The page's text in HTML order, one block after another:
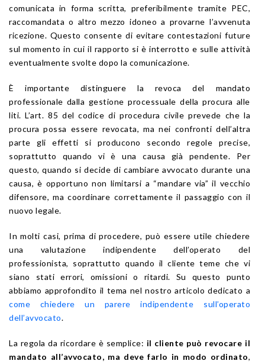
comunicata in forma scritta, preferibilmente tramite PEC,
raccomandata o altro mezzo idoneo a provarne l’avvenuta
ricezione. Questo consente di evitare contestazioni future
sul momento in cui il rapporto si è interrotto e sulle attività
eventualmente svolte dopo la comunicazione.
È importante distinguere la revoca del mandato
professionale dalla gestione processuale della procura alle
liti. L’art. 85 del codice di procedura civile prevede che la
procura possa essere revocata, ma nei confronti dell’altra
parte gli effetti si producono secondo regole precise,
soprattutto quando vi è una causa già pendente. Per
questo, quando si decide di cambiare avvocato durante una
causa, è opportuno non limitarsi a “mandare via” il vecchio
difensore, ma coordinare correttamente il passaggio con il
nuovo legale.
In molti casi, prima di procedere, può essere utile chiedere
una valutazione indipendente dell’operato del
professionista, soprattutto quando il cliente teme che vi
siano stati errori, omissioni o ritardi. Su questo punto
abbiamo approfondito il tema nel nostro articolo dedicato a
come chiedere un parere indipendente sull’operato
dell’avvocato.
La regola da ricordare è semplice: il cliente può revocare il
mandato all’avvocato, ma deve farlo in modo ordinato,